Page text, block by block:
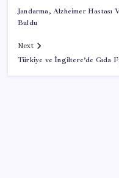
Jandarma, Alzheimer Hastası
Buldu
Next
Türkiye ve İngiltere’de Gıda